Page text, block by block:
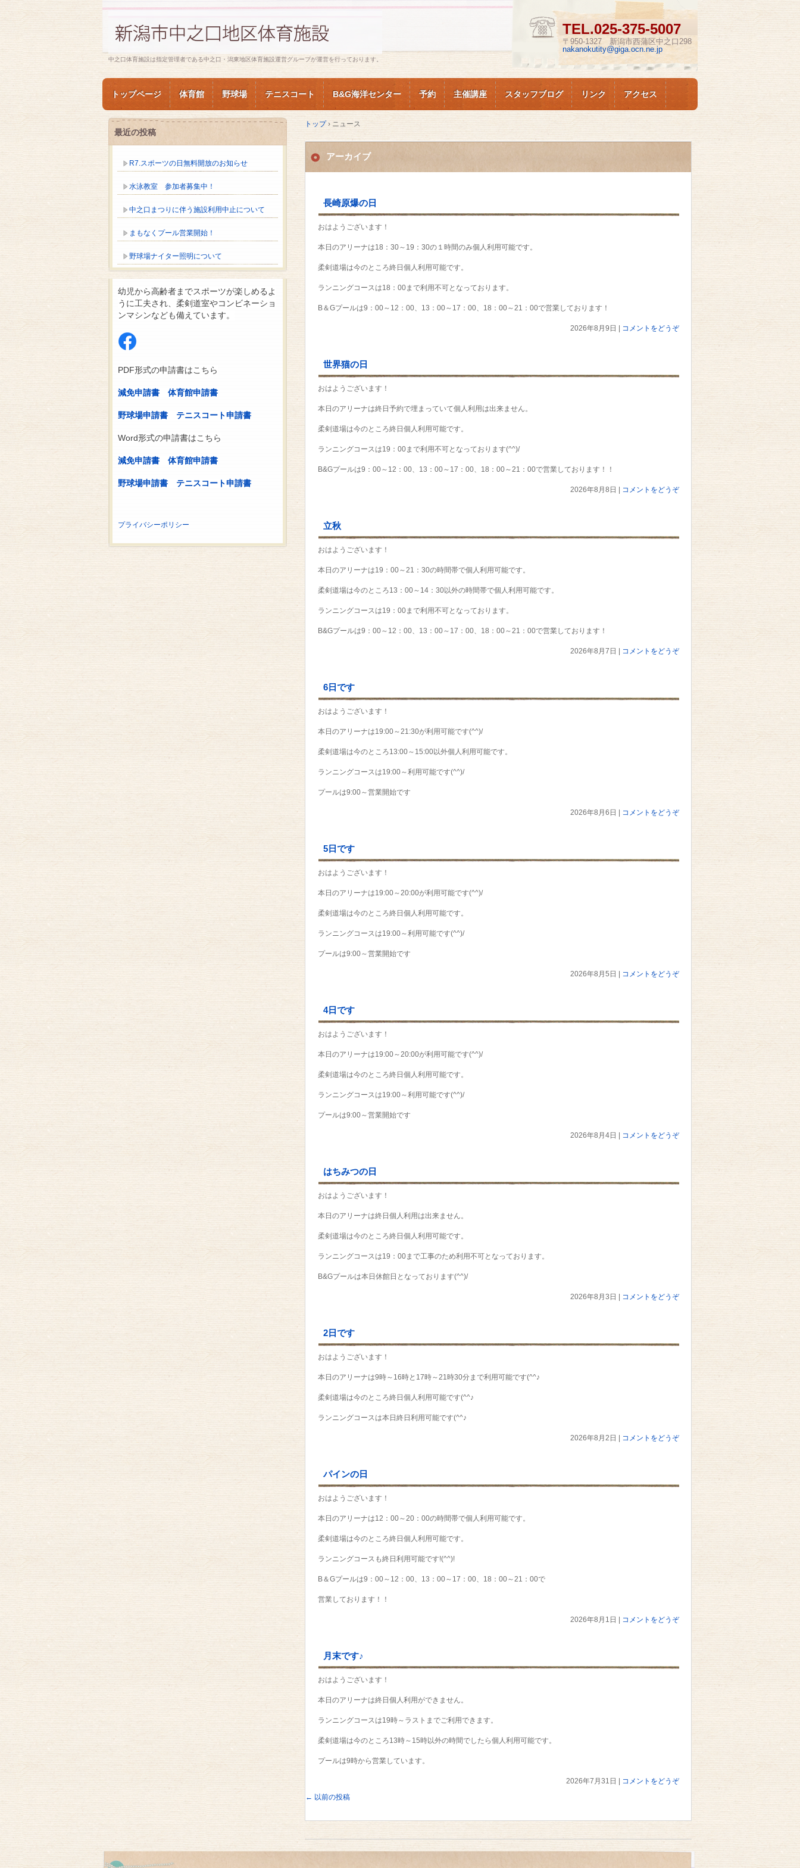
中之口体育施設は指定管理者である中之口・潟東地区体育施設運営グループが運営を行っております。
TEL.025-375-5007
〒950-1327 新潟市西蒲区中之口298
nakanokutity@giga.ocn.ne.jp
トップページ 体育館 野球場 テニスコート B&G海洋センター 予約 主催講座 スタッフブログ リンク アクセス
トップ › ニュース
アーカイブ
長崎原爆の日
おはようございます！
本日のアリーナは18：30～19：30の１時間のみ個人利用可能です。
柔剣道場は今のところ終日個人利用可能です。
ランニングコースは18：00まで利用不可となっております。
B＆Gプールは9：00～12：00、13：00～17：00、18：00～21：00で営業しております！
2026年8月9日 コメントをどうぞ
世界猫の日
おはようございます！
本日のアリーナは終日予約で埋まっていて個人利用は出来ません。
柔剣道場は今のところ終日個人利用可能です。
ランニングコースは19：00まで利用不可となっております(^^)/
B&Gプールは9：00～12：00、13：00～17：00、18：00～21：00で営業しております！！
2026年8月8日 コメントをどうぞ
立秋
おはようございます！
本日のアリーナは19：00～21：30の時間帯で個人利用可能です。
柔剣道場は今のところ13：00～14：30以外の時間帯で個人利用可能です。
ランニングコースは19：00まで利用不可となっております。
B&Gプールは9：00～12：00、13：00～17：00、18：00～21：00で営業しております！
2026年8月7日 コメントをどうぞ
6日です
おはようございます！
本日のアリーナは19:00～21:30が利用可能です(^^)/
柔剣道場は今のところ13:00～15:00以外個人利用可能です。
ランニングコースは19:00～利用可能です(^^)/
プールは9:00～営業開始です
2026年8月6日 コメントをどうぞ
5日です
おはようございます！
本日のアリーナは19:00～20:00が利用可能です(^^)/
柔剣道場は今のところ終日個人利用可能です。
ランニングコースは19:00～利用可能です(^^)/
プールは9:00～営業開始です
2026年8月5日 コメントをどうぞ
4日です
おはようございます！
本日のアリーナは19:00～20:00が利用可能です(^^)/
柔剣道場は今のところ終日個人利用可能です。
ランニングコースは19:00～利用可能です(^^)/
プールは9:00～営業開始です
2026年8月4日 コメントをどうぞ
はちみつの日
おはようございます！
本日のアリーナは終日個人利用は出来ません。
柔剣道場は今のところ終日個人利用可能です。
ランニングコースは19：00まで工事のため利用不可となっております。
B&Gプールは本日休館日となっております(^^)/
2026年8月3日 コメントをどうぞ
2日です
おはようございます！
本日のアリーナは9時～16時と17時～21時30分まで利用可能です(^^♪
柔剣道場は今のところ終日個人利用可能です(^^♪
ランニングコースは本日終日利用可能です(^^♪
2026年8月2日 コメントをどうぞ
パインの日
おはようございます！
本日のアリーナは12：00～20：00の時間帯で個人利用可能です。
柔剣道場は今のところ終日個人利用可能です。
ランニングコースも終日利用可能です!(^^)!
B＆Gプールは9：00～12：00、13：00～17：00、18：00～21：00で
営業しております！！
2026年8月1日 コメントをどうぞ
月末です♪
おはようございます！
本日のアリーナは終日個人利用ができません。
ランニングコースは19時～ラストまでご利用できます。
柔剣道場は今のところ13時～15時以外の時間でしたら個人利用可能です。
プールは9時から営業しています。
2026年7月31日
コメントをどうぞ
← 以前の投稿
最近の投稿
R7.スポーツの日無料開放のお知らせ
水泳教室 参加者募集中！
中之口まつりに伴う施設利用中止について
まもなくプール営業開始！
野球場ナイター照明について
幼児から高齢者までスポーツが楽しめるよ
うに工夫され、柔剣道室やコンビネーショ
ンマシンなども備えています。
PDF形式の申請書はこちら
減免申請書 体育館申請書
野球場申請書 テニスコート申請書
Word形式の申請書はこちら
減免申請書 体育館申請書
野球場申請書 テニスコート申請書
プライバシーポリシー